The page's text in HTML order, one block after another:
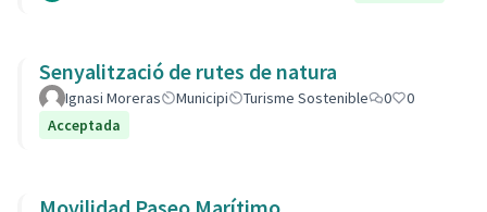
Senyalització de rutes de natura
Ignasi Moreras Municipi Turisme Sostenible 0
0
Acceptada